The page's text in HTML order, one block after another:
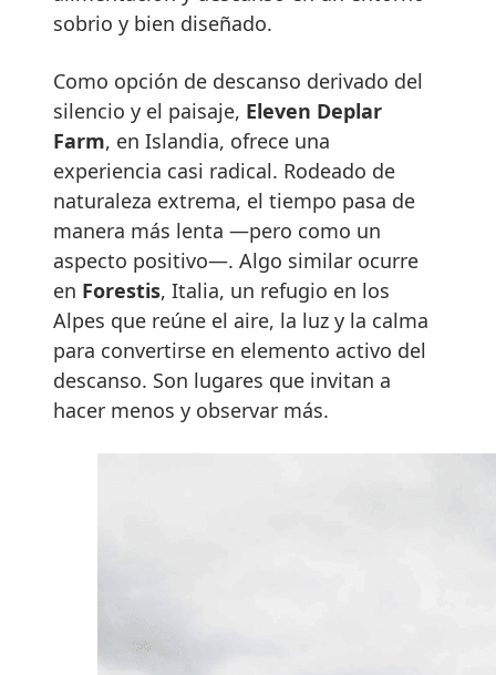
sobrio y bien diseñado.
Como opción de descanso derivado del
silencio y el paisaje, Eleven Deplar
Farm, en Islandia, ofrece una
experiencia casi radical. Rodeado de
naturaleza extrema, el tiempo pasa de
manera más lenta —pero como un
aspecto positivo—. Algo similar ocurre
en Forestis, Italia, un refugio en los
Alpes que reúne el aire, la luz y la calma
para convertirse en elemento activo del
descanso. Son lugares que invitan a
hacer menos y observar más.